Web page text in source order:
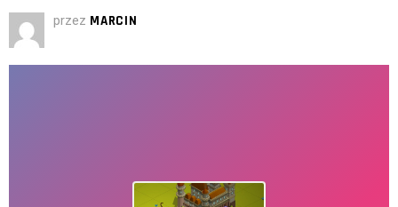
przez MARCIN